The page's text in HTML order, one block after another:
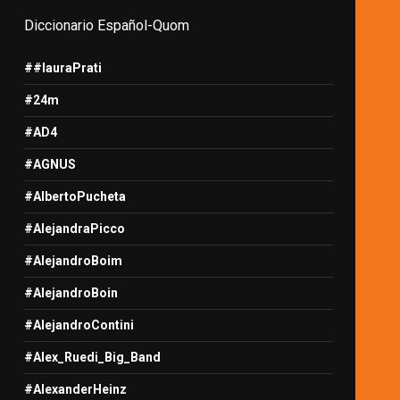
Diccionario Español-Quom
##lauraPrati
#24m
#AD4
#AGNUS
#AlbertoPucheta
#AlejandraPicco
#AlejandroBoim
#AlejandroBoin
#AlejandroContini
#Alex_Ruedi_Big_Band
#AlexanderHeinz